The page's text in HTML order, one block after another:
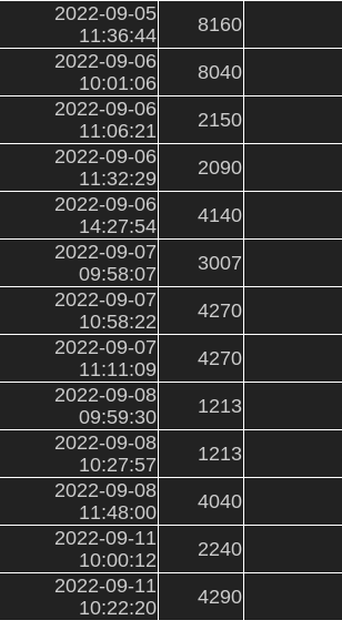
8160
2022-09-05
11:36:44
8040
2022-09-06
10:01:06
2150
2022-09-06
11:06:21
2090
2022-09-06
11:32:29
4140
2022-09-06
14:27:54
3007
2022-09-07
09:58:07
4270
2022-09-07
10:58:22
4270
2022-09-07
11:11:09
1213
2022-09-08
09:59:30
1213
2022-09-08
10:27:57
4040
2022-09-08
11:48:00
2240
2022-09-11
10:00:12
4290
2022-09-11
10:22:20